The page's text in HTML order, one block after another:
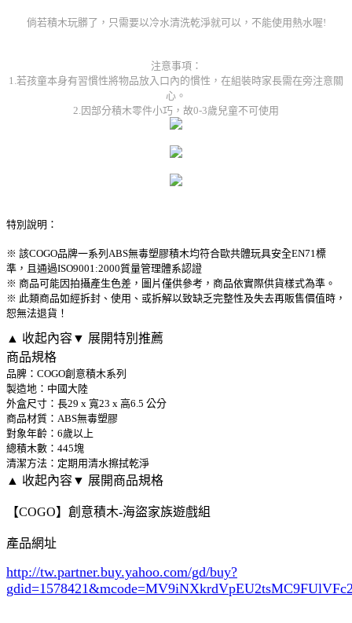
倘若積木玩髒了，只需要以冷水清洗乾淨就可以，不能使用熱水喔!
注意事項：
1.若孩童本身有習慣性將物品放入口內的慣性，在組裝時家長需在旁注意關
心。
2.因部分積木零件小巧，故0-3歲兒童不可使用
特別說明：
※ 該COGO品牌一系列ABS無毒塑膠積木均符合歐共體玩具安全EN71標
準，且通過ISO9001:2000質量管理體系認證
※ 商品可能因拍攝產生色差，圖片僅供參考，商品依實際供貨樣式為準。
※ 此類商品如經拆封、使用、或拆解以致缺乏完整性及失去再販售價值時，
恕無法退貨！
▲ 收起內容▼ 展開特別推薦
商品規格
品脾：COGO創意積木系列
製造地：中國大陸
外盒尺寸：長29 x 寬23 x 高6.5 公分
商品材質：ABS無毒塑膠
對象年齡：6歲以上
總積木數：445塊
清潔方法：定期用清水擦拭乾淨
▲ 收起內容▼ 展開商品規格
【COGO】創意積木-海盜家族遊戲組
產品網址
http://tw.partner.buy.yahoo.com/gd/buy?
gdid=1578421